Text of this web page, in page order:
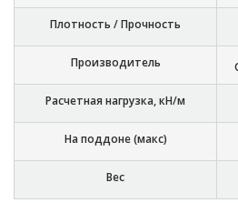
Плотность / Прочность
Производитель
Расчетная нагрузка, кН/м
На поддоне (макс)
Вес